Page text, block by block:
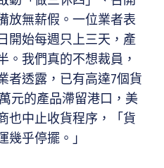
放無薪假。一位業者表
開始每週只上三天，產
。我們真的不想裁員，
者透露，已有高達7個貨
元的產品滯留港口，美
也中止收貨程序，「貨
幾乎停擺。」